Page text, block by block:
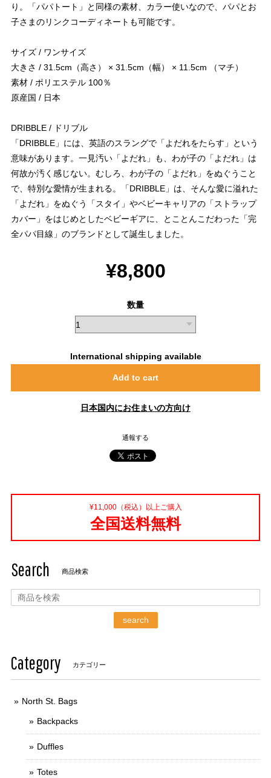
り。「パパトート」と同様の素材、カラー使いなので、パパとお
子さまのリンクコーディネートも可能です。
サイズ / ワンサイズ
大きさ / 31.5cm（高さ） × 31.5cm（幅） × 11.5cm （マチ）
素材 / ポリエステル 100％
原産国 / 日本
DRIBBLE / ドリブル
「DRIBBLE」には、英語のスラングで「よだれをたらす」という
意味があります。一見汚い「よだれ」も、わが子の「よだれ」は
何故か汚く感じない。むしろ、わが子の「よだれ」をぬぐうこと
で、特別な愛情が生まれる。「DRIBBLE」は、そんな愛に溢れた
「よだれ」をぬぐう「スタイ」やベビーキャリアの「ストラップ
カバー」をはじめとしたベビーギアに、とことんこだわった「完
全パパ目線」のブランドとして誕生しました。
¥8,800
数量
International shipping available
Add to cart
日本国内にお住まいの方向け
通報する
¥11,000（税込）以上ご購入
全国送料無料
Search 商品検索
search
Category カテゴリー
North St. Bags
Backpacks
Duffles
Totes